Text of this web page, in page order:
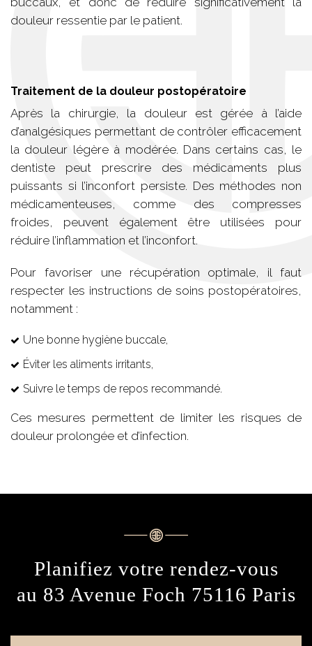
douleur ressentie par le patient.
Traitement de la douleur postopératoire
Après la chirurgie, la douleur est gérée à l’aide
d’analgésiques permettant de contrôler efficacement
la douleur légère à modérée. Dans certains cas, le
dentiste peut prescrire des médicaments plus
puissants si l’inconfort persiste. Des méthodes non
médicamenteuses, comme des compresses
froides, peuvent également être utilisées pour
réduire l’inflammation et l’inconfort.
Pour favoriser une récupération optimale, il faut
respecter les instructions de soins postopératoires,
notamment :
Une bonne hygiène buccale,
Éviter les aliments irritants,
Suivre le temps de repos recommandé.
Ces mesures permettent de limiter les risques de
douleur prolongée et d’infection.
Planifiez votre rendez-vous
au 83 Avenue Foch 75116 Paris